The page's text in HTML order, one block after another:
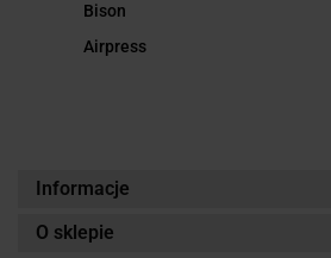
Bison
Airpress
Informacje
O sklepie